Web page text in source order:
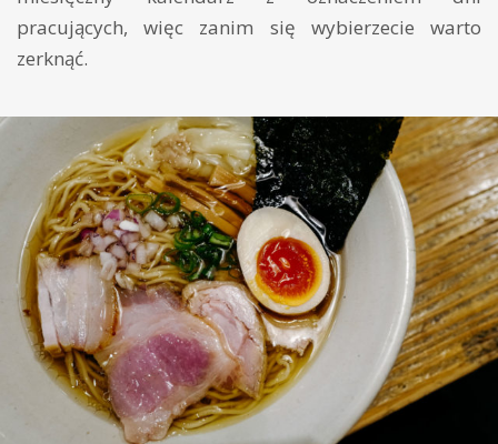
pracujących, więc zanim się wybierzecie warto
zerknąć.